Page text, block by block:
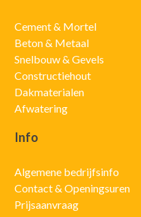
Cement & Mortel
Beton & Metaal
Snelbouw & Gevels
Constructiehout
Dakmaterialen
Afwatering
Info
Algemene bedrijfsinfo
Contact & Openingsuren
Prijsaanvraag